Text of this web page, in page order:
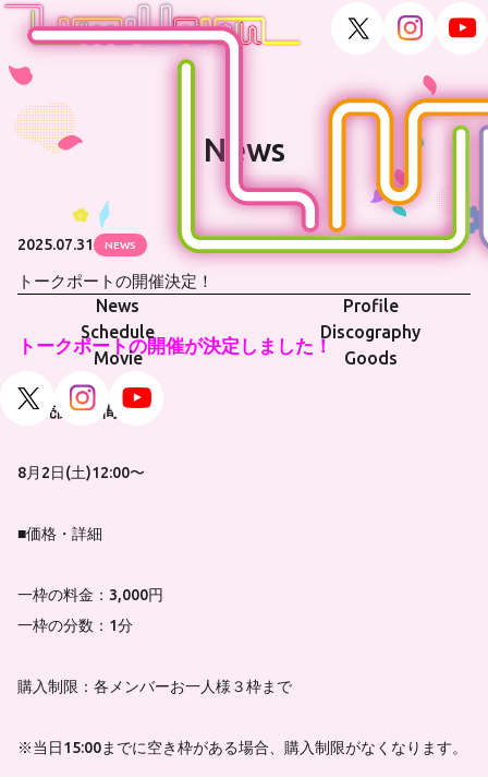
News
Profile
Schedule
Discography
Movie
Goods
News
2025.07.31 NEWS
トークポートの開催決定！
トークポートの開催が決定しました！
■販売開始時間
8月2日(土)12:00〜
■価格・詳細
一枠の料金：3,000円
一枠の分数：1分
購入制限：各メンバーお一人様３枠まで
※当日15:00までに空き枠がある場合、購入制限がなくなります。